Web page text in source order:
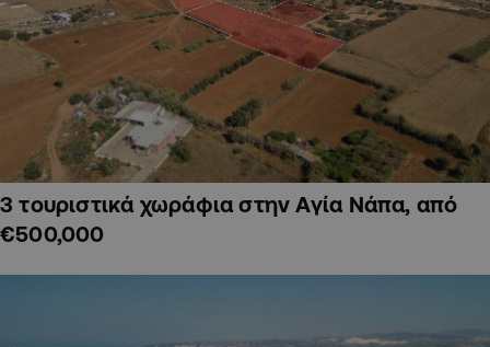
3 τουριστικά χωράφια στην Αγία Νάπα, από
€500,000